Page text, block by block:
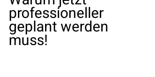
professioneller
geplant werden
muss!